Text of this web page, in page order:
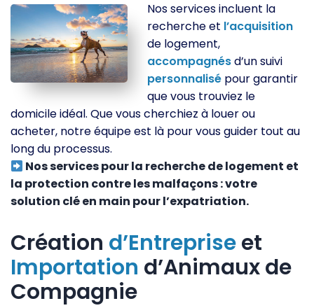
Nos services incluent la
recherche et l’acquisition
de logement,
accompagnésd’un suivi
personnalisé pour garantir
que vous trouviez le
domicile idéal. Que vous cherchiez à louer ou
acheter, notre équipe est là pour vous guider tout au
long du processus.
Nos services pour la recherche de logement et
la protection contre les malfaçons : votre
solution clé en main pour l’expatriation.
Création d’Entrepriseet
Importation d’Animaux de
Compagnie